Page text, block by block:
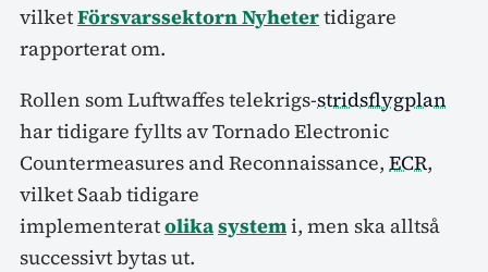
vilketFörsvarssektorn Nyhetertidigare
rapporterat om.
Rollen som Luftwaffes telekrigs-stridsflygplan
har tidigare fyllts av Tornado Electronic
Countermeasures and Reconnaissance, ECR,
vilket Saab tidigare
implementeratolikasystemi, men ska alltså
successivt bytas ut.